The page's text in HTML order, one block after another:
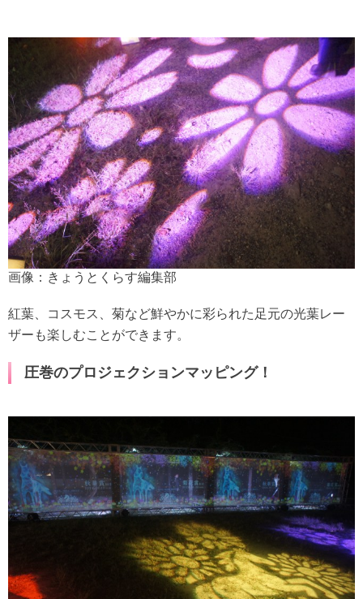
画像：きょうとくらす編集部
紅葉、コスモス、菊など鮮やかに彩られた足元の光葉レー
ザーも楽しむことができます。
圧巻のプロジェクションマッピング！